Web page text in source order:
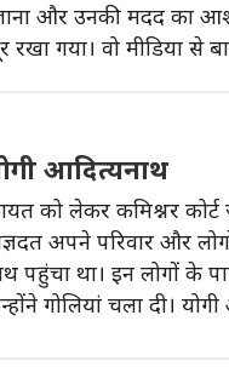
और उनकी मदद का
रखा गया। वो मीडिया से
आदित्यनाथ
को लेकर कमिश्नर कोर्ट
अपने परिवार और
पहुंचा था। इन लोगों
गोलियां चला दी।